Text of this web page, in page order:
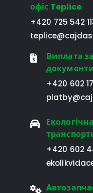
офіс Teplice
+420 725 542
Виплата
+420 602
+420 602